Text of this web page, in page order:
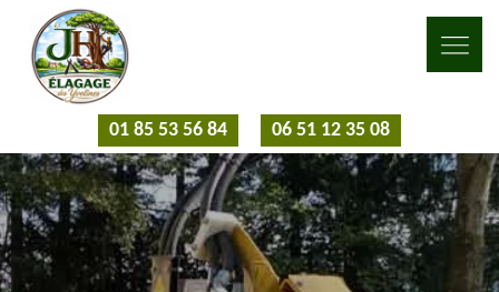
01 85 53 56 84 06 51 12 35 08